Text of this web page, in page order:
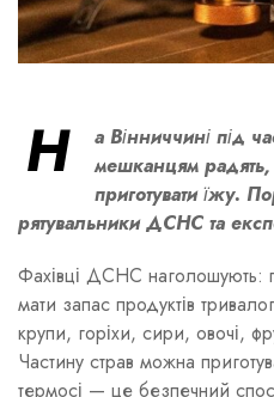
Н
а Вінниччині під
мешканцям
приготувати їжу.
рятувальники ДСНС та
Фахівці ДСНС наголошують:
мати запас продуктів
крупи, горіхи, сири, овочі,
Частину страв можна
термосі — це безпечний